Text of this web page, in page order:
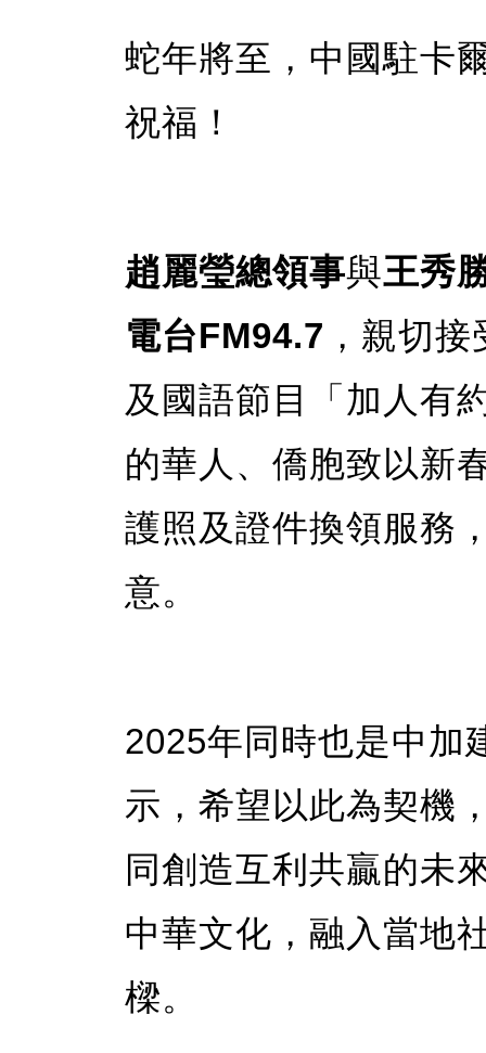
蛇年將至，中國駐卡
祝福！
趙麗瑩總領事與王秀
電台FM94.7 ，親切
及國語節目「加人有
的華人、僑胞致以新
護照及證件換領服務
意。
2025年同時也是中加
示，希望以此為契機
同創造互利共贏的未
中華文化，融入當地
樑。